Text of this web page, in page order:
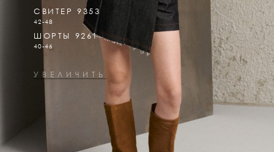
СВИТЕР 9353
42-48
ШОРТЫ 9261
40-46
УВЕЛИЧИТЬ